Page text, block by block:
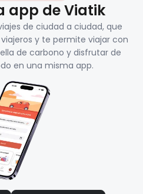
app de Viatik
de ciudad a ciudad, que
y te permite viajar con
de carbono y disfrutar de
en una misma app.